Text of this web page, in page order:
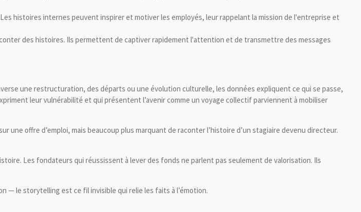
histoires internes peuvent inspirer et motiver les employés, leur rappelant la mission de l'entreprise et
des histoires. Ils permettent de captiver rapidement l'attention et de transmettre des messages
une restructuration, des départs ou une évolution culturelle, les données expliquent ce qui se passe,
leur vulnérabilité et qui présentent l’avenir comme un voyage collectif parviennent à mobiliser
offre d’emploi, mais beaucoup plus marquant de raconter l’histoire d’un stagiaire devenu directeur.
Les fondateurs qui réussissent à lever des fonds ne parlent pas seulement de valorisation. Ils
— le storytelling est ce fil invisible qui relie les faits à l’émotion.